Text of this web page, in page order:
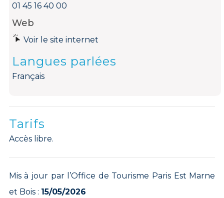
01 45 16 40 00
Web
Voir le site internet
Langues parlées
Français
Tarifs
Accès libre.
Mis à jour par l’Office de Tourisme Paris Est Marne
et Bois : 15/05/2026